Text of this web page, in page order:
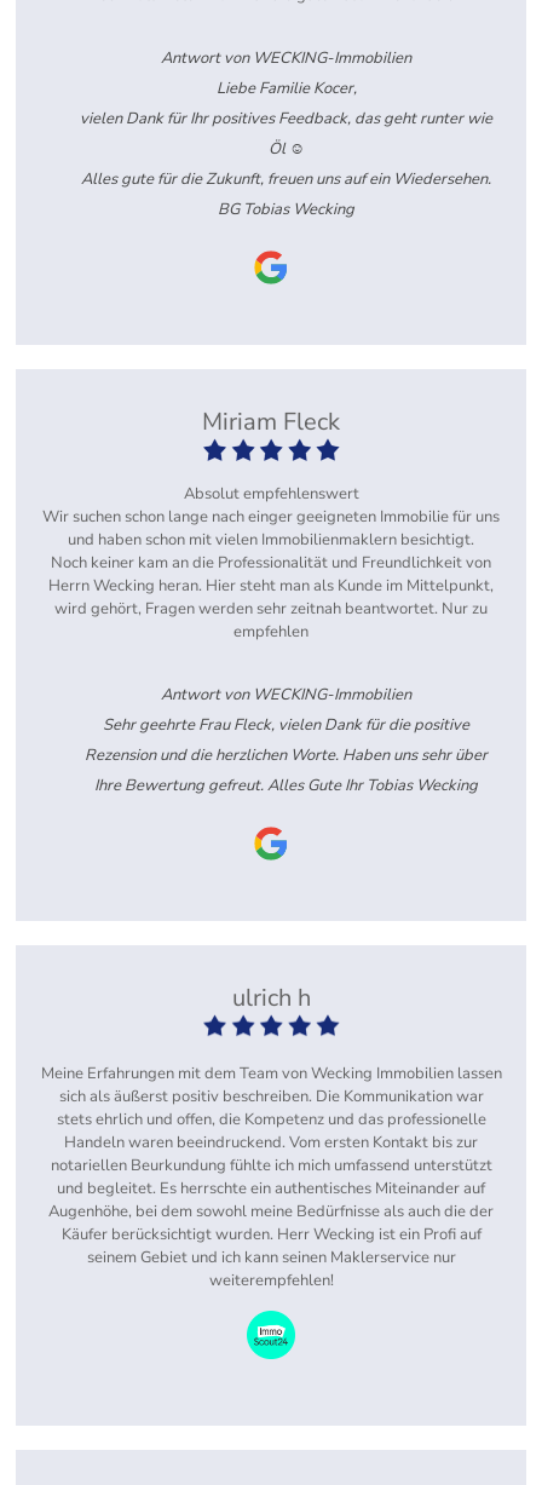
Antwort von WECKING-Immobilien
Liebe Familie Kocer,
vielen Dank für Ihr positives Feedback, das geht runter wie
Öl ☺️
Alles gute für die Zukunft, freuen uns auf ein Wiedersehen.
BG Tobias Wecking
Miriam Fleck
Absolut empfehlenswert
Wir suchen schon lange nach einger geeigneten Immobilie für uns
und haben schon mit vielen Immobilienmaklern besichtigt.
Noch keiner kam an die Professionalität und Freundlichkeit von
Herrn Wecking heran. Hier steht man als Kunde im Mittelpunkt,
wird gehört, Fragen werden sehr zeitnah beantwortet. Nur zu
empfehlen
Antwort von WECKING-Immobilien
Sehr geehrte Frau Fleck, vielen Dank für die positive
Rezension und die herzlichen Worte. Haben uns sehr über
Ihre Bewertung gefreut. Alles Gute Ihr Tobias Wecking
ulrich h
Meine Erfahrungen mit dem Team von Wecking Immobilien lassen
sich als äußerst positiv beschreiben. Die Kommunikation war
stets ehrlich und offen, die Kompetenz und das professionelle
Handeln waren beeindruckend. Vom ersten Kontakt bis zur
notariellen Beurkundung fühlte ich mich umfassend unterstützt
und begleitet. Es herrschte ein authentisches Miteinander auf
Augenhöhe, bei dem sowohl meine Bedürfnisse als auch die der
Käufer berücksichtigt wurden. Herr Wecking ist ein Profi auf
seinem Gebiet und ich kann seinen Maklerservice nur
weiterempfehlen!